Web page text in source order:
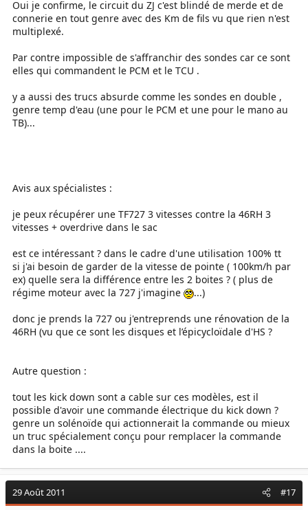
Oui je confirme, le circuit du ZJ c'est blindé de merde et de
connerie en tout genre avec des Km de fils vu que rien n'est
multiplexé.
Par contre impossible de s'affranchir des sondes car ce sont
elles qui commandent le PCM et le TCU .
y a aussi des trucs absurde comme les sondes en double ,
genre temp d'eau (une pour le PCM et une pour le mano au
TB)...
Avis aux spécialistes :
je peux récupérer une TF727 3 vitesses contre la 46RH 3
vitesses + overdrive dans le sac
est ce intéressant ? dans le cadre d'une utilisation 100% tt
si j'ai besoin de garder de la vitesse de pointe ( 100km/h par
ex) quelle sera la différence entre les 2 boites ? ( plus de
régime moteur avec la 727 j'imagine
...)
donc je prends la 727 ou j'entreprends une rénovation de la
46RH (vu que ce sont les disques et l’épicycloïdale d'HS ?
Autre question :
tout les kick down sont a cable sur ces modèles, est il
possible d'avoir une commande électrique du kick down ?
genre un solénoïde qui actionnerait la commande ou mieux
un truc spécialement conçu pour remplacer la commande
dans la boite ....
29 Août 2011 #17